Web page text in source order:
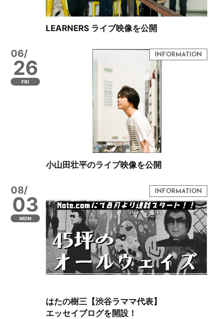
LEARNERS ライブ映像を公開
06/
26
FRI
小山田壮平のライブ映像を公開
08/
03
MON
はたの樹三【渋谷ラママ代表】
エッセイブログを開設！